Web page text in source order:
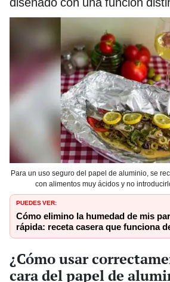
Para un uso seguro del papel de aluminio, se
con alimentos muy ácidos y no
PUEDES VER:
Cómo elimino la humedad de mis
rápida: receta casera que funciona
¿Cómo usar
cara del papel de